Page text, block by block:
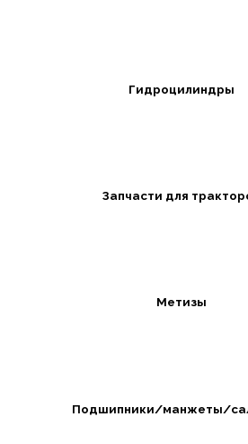
Гидроцилиндры
Запчасти для
Метизы
Подшипники/манжеты/